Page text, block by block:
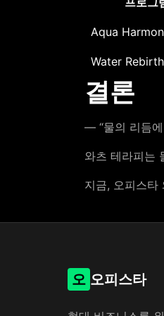
Aqua
Water
결론
― “물의 리듬
와츠 테라피는
지금, 오피스타
오 오피스타